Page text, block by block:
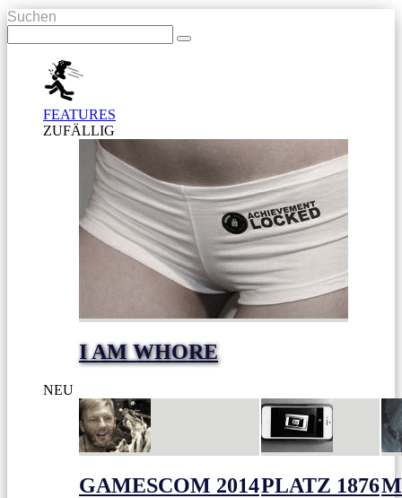
Suchen
FEATURES
ZUFÄLLIG
I AM WHORE
NEU
GAMESCOM 2014PLATZ 1876